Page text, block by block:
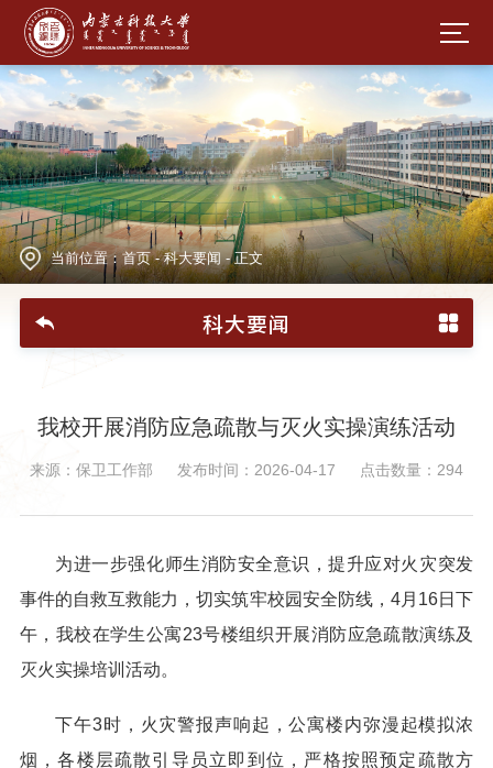
当前位置： 首页-科大要闻-正文
科大要闻
我校开展消防应急疏散与灭火实操演练活动
来源：保卫工作部 发布时间：2026-04-17 点击数量： 294
为进一步强化师生消防安全意识，提升应对火灾突发
事件的自救互救能力，切实筑牢校园安全防线，4月16日下
午，我校在学生公寓23号楼组织开展消防应急疏散演练及
灭火实操培训活动。
下午3时，火灾警报声响起，公寓楼内弥漫起模拟浓
烟，各楼层疏散引导员立即到位，严格按照预定疏散方